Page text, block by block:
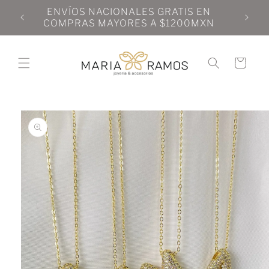
directamente
al contenido
ENVÍOS NACIONALES GRATIS EN
COMPRAS MAYORES A $1200MXN
Carrito
directamente
información
del producto